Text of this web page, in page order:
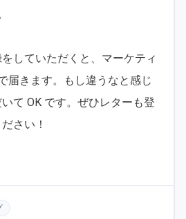
していただくと、マーケティ
届きます。もし違うなと感じ
て OK です。ぜひレターも登
さい！